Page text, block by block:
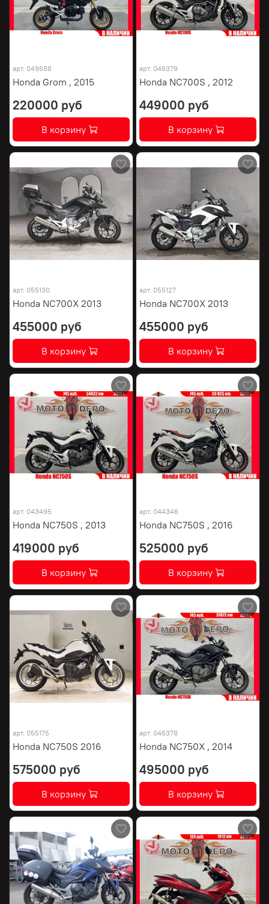
арт. 049588
Honda Grom , 2015
220000 руб
В корзину
арт. 046379
Honda NC700S , 2012
449000 руб
В корзину
арт. 055130
Honda NC700X 2013
455000 руб
В корзину
арт. 055127
Honda NC700X 2013
455000 руб
В корзину
арт. 043495
Honda NC750S , 2013
419000 руб
В корзину
арт. 044346
Honda NC750S , 2016
525000 руб
В корзину
арт. 055175
Honda NC750S 2016
575000 руб
В корзину
арт. 046378
Honda NC750X , 2014
495000 руб
В корзину